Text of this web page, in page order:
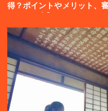
得？ポイントやメリット、